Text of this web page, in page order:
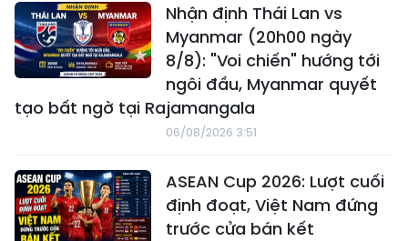
Nhận định Thái Lan vs
Myanmar (20h00 ngày
8/8): "Voi chiến" hướng tới
ngôi đầu, Myanmar quyết
tạo bất ngờ tại Rajamangala
06/08/2026 3:51
ASEAN Cup 2026: Lượt cuối
định đoạt, Việt Nam đứng
trước cửa bán kết